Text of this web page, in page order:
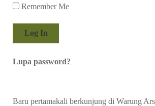
Remember Me
Lupa password?
Baru pertamakali berkunjung di Warung